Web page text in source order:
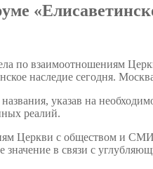
по взаимоотношениям
наследие сегодня.
указав на
реалий.
Церкви с обществом и
в связи с